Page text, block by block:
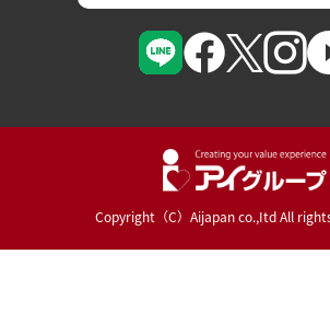
Copyright（C）Aijapan co.,Itd All